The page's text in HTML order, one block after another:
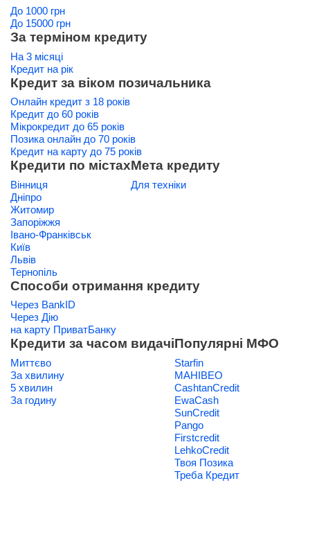
До 1000 грн
До 15000 грн
За терміном кредиту
На 3 місяці
Кредит на рік
Кредит за віком позичальника
Онлайн кредит з 18 років
Кредит до 60 років
Мікрокредит до 65 років
Позика онлайн до 70 років
Кредит на карту до 75 років
Кредити по містах
Вінниця
Дніпро
Житомир
Запоріжжя
Івано-Франківськ
Київ
Львів
Тернопіль
Мета кредиту
Для техніки
Способи отримання кредиту
Через BankID
Через Дію
на карту ПриватБанку
Кредити за часом видачі
Миттєво
За хвилину
5 хвилин
За годину
Популярні МФО
Starfin
МАНІВЕО
CashtanCredit
EwaCash
SunCredit
Pango
Firstcredit
LehkoCredit
Твоя Позика
Треба Кредит